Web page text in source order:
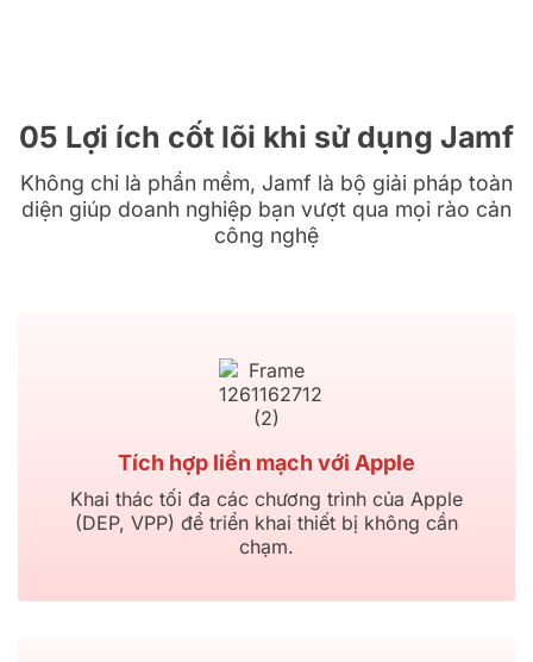
05 Lợi ích cốt lõi khi sử dụng Jamf
Không chỉ là phần mềm, Jamf là bộ giải pháp toàn
diện giúp doanh nghiệp bạn vượt qua mọi rào cản
công nghệ
Tích hợp liền mạch với Apple
Khai thác tối đa các chương trình của Apple
(DEP, VPP) để triển khai thiết bị không cần
chạm.